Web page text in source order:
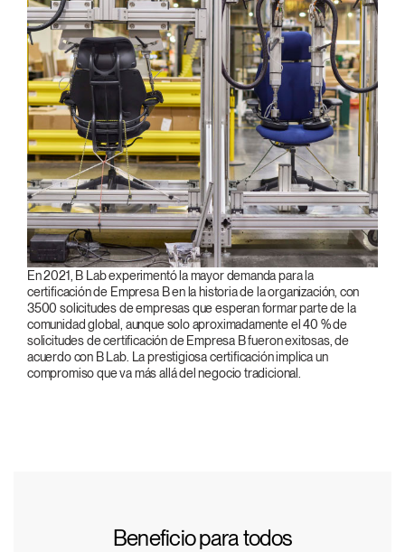
En 2021, B Lab experimentó la mayor demanda para la
certificación de Empresa B en la historia de la organización, con
3500 solicitudes de empresas que esperan formar parte de la
comunidad global, aunque solo aproximadamente el 40 % de
solicitudes de certificación de Empresa B fueron exitosas, de
acuerdo con B Lab. La prestigiosa certificación implica un
compromiso que va más allá del negocio tradicional.
Beneficio para todos